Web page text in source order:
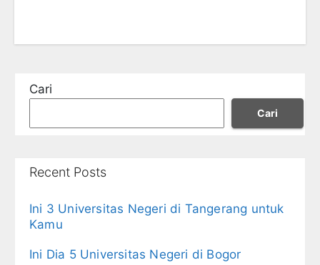
Cari
Cari
Recent Posts
Ini 3 Universitas Negeri di Tangerang untuk
Kamu
Ini Dia 5 Universitas Negeri di Bogor